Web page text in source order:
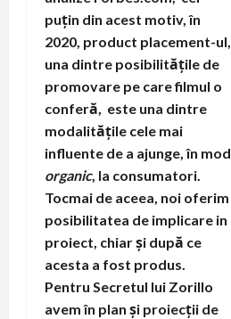
puțin din acest motiv, în
2020, product placement-ul,
una dintre posibilitățile de
promovare pe care filmul o
conferă, este una dintre
modalitățile cele mai
influente de a ajunge, în mod
organic, la consumatori.
Tocmai de aceea, noi oferim
posibilitatea de implicare in
proiect, chiar și după ce
acesta a fost produs.
Pentru Secretul lui Zorillo
avem în plan și proiecții de